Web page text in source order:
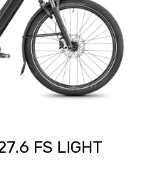
FS LIGHT